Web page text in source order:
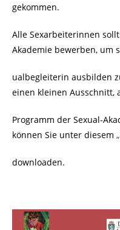
gekommen.
Alle Sexarbeiterinnen
Akademie bewerben, um
ualbegleiterin ausbilden
einen kleinen Ausschnitt,
Programm der Sexual-
können Sie unter diesem
downloaden.